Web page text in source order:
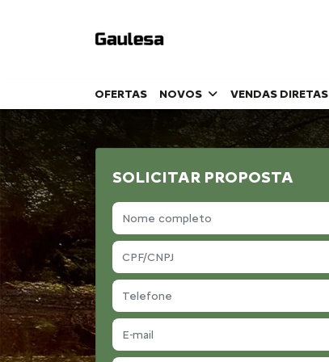
OFERTAS NOVOS VENDAS DIRETAS
SOLICITAR PROPOSTA